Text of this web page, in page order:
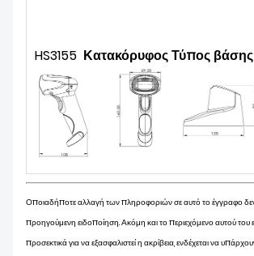
HS3155 ΚατακόρυφοςΤύπος βάσης
Οποιαδήποτε αλλαγή των πληροφοριών σε αυτό το έγγραφο δεν
προηγούμενη ειδοποίηση. Ακόμη και το περιεχόμενο αυτού του
προσεκτικά για να εξασφαλιστεί η ακρίβεια, ενδέχεται να